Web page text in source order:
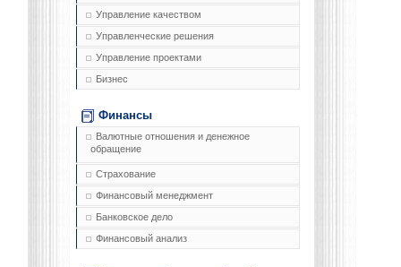
Управление качеством
Управленческие решения
Управление проектами
Бизнес
Финансы
Валютные отношения и денежное
обращение
Страхование
Финансовый менеджмент
Банковское дело
Финансовый анализ